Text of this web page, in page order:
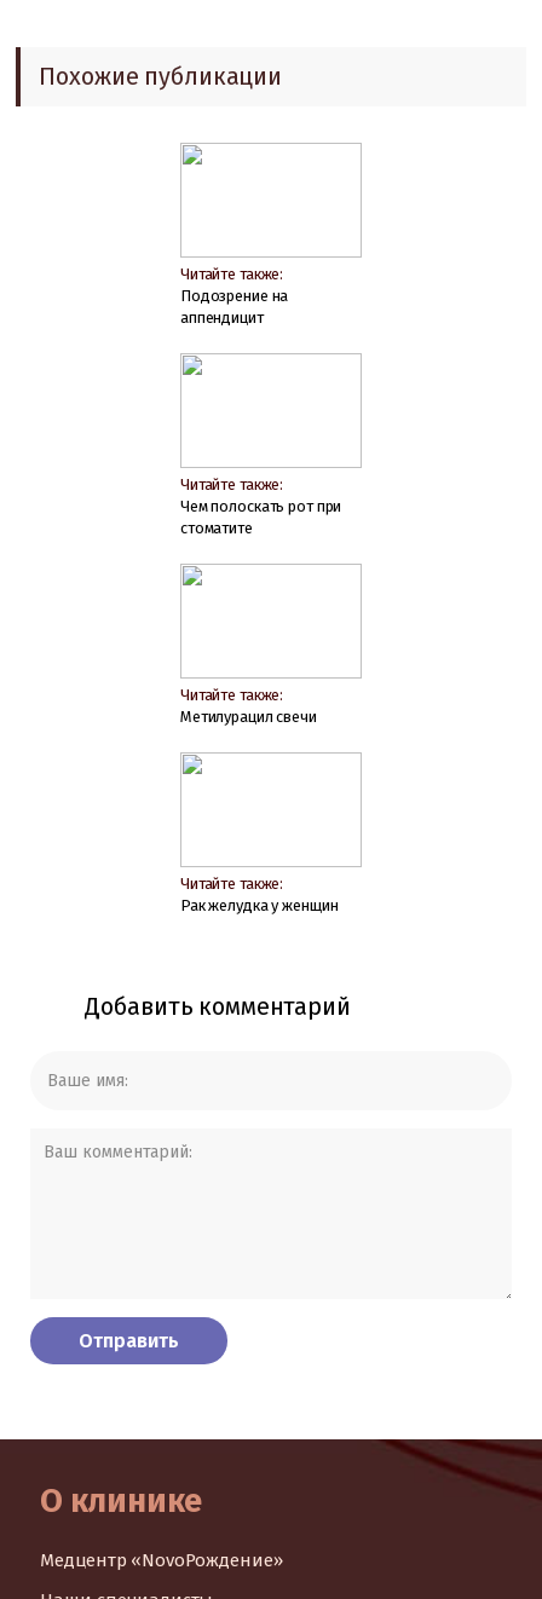
Похожие публикации
Читайте также:
Подозрение на
аппендицит
Читайте также:
Чем полоскать рот при
стоматите
Читайте также:
Метилурацил свечи
Читайте также:
Рак желудка у женщин
Добавить комментарий
О клинике
Медцентр «NovoРождение»